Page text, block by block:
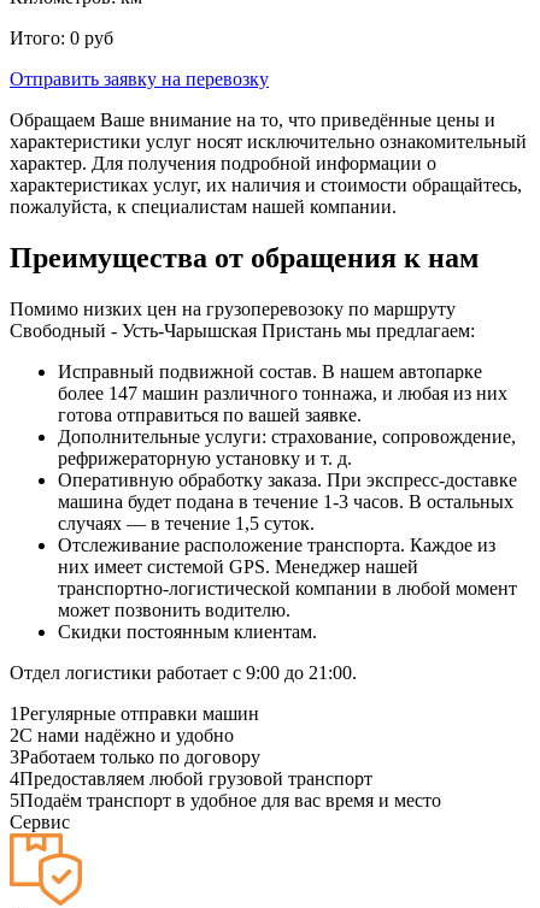
Итого: 0 руб
Отправить заявку на перевозку
Обращаем Ваше внимание на то, что приведённые цены и
характеристики услуг носят исключительно ознакомительный
характер. Для получения подробной информации о
характеристиках услуг, их наличия и стоимости обращайтесь,
пожалуйста, к специалистам нашей компании.
Преимущества от обращения к нам
Помимо низких цен на грузоперевозоку по маршруту
Свободный - Усть-Чарышская Пристань мы предлагаем:
Исправный подвижной состав. В нашем автопарке
более 147 машин различного тоннажа, и любая из них
готова отправиться по вашей заявке.
Дополнительные услуги: страхование, сопровождение,
рефрижераторную установку и т. д.
Оперативную обработку заказа. При экспресс-доставке
машина будет подана в течение 1-3 часов. В остальных
случаях — в течение 1,5 суток.
Отслеживание расположение транспорта. Каждое из
них имеет системой GPS. Менеджер нашей
транспортно-логистической компании в любой момент
может позвонить водителю.
Скидки постоянным клиентам.
Отдел логистики работает с 9:00 до 21:00.
1Регулярные отправки машин
2С нами надёжно и удобно
3Работаем только по договору
4Предоставляем любой грузовой транспорт
5Подаём транспорт в удобное для вас время и место
Сервис